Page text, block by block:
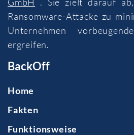
Ransomware-Attacke zu
Unternehmen
ergreifen.
BackOff
Home
Fakten
Funktionsweise